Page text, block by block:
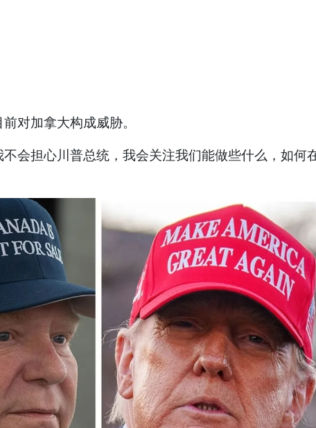
对加拿大构成威胁。
会担心川普总统，我会关注我们能做些什么，如